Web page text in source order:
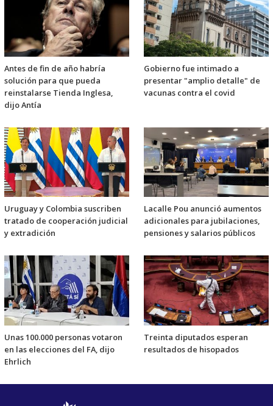
Antes de fin de año habría
solución para que pueda
reinstalarse Tienda Inglesa,
dijo Antía
Gobierno fue intimado a
presentar "amplio detalle" de
vacunas contra el covid
Uruguay y Colombia suscriben
tratado de cooperación judicial
y extradición
Lacalle Pou anunció aumentos
adicionales para jubilaciones,
pensiones y salarios públicos
Unas 100.000 personas votaron
en las elecciones del FA, dijo
Ehrlich
Treinta diputados esperan
resultados de hisopados